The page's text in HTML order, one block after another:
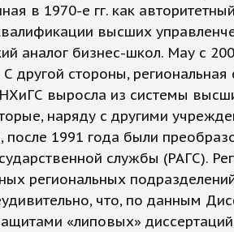
в 1970-е гг. как
высших
аналог бизнес-школ. Мау с
другой стороны, региональная
выросла из системы
наряду с другими
после 1991 года были
службы (РАГС).
региональных
что, по данным
«липовых»